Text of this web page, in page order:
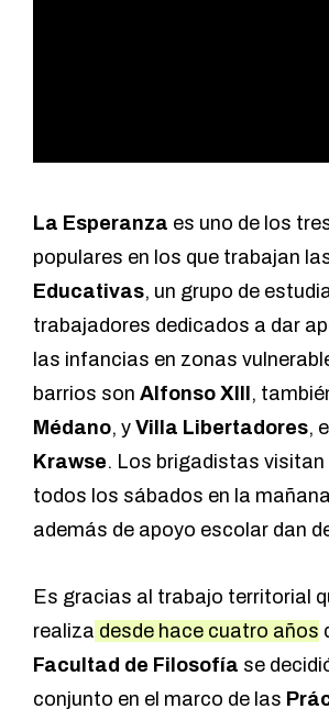
La Esperanza es uno de los
populares en los que trabajan
Educativas, un grupo de
trabajadores dedicados a dar
las infancias en zonas
barrios son Alfonso XIII,
Médano, y Villa Libertadores,
Krawse. Los brigadistas
todos los sábados en la
además de apoyo escolar dan
Es gracias al trabajo territorial
realiza desde hace cuatro años
Facultad de Filosofía se
conjunto en el marco de las